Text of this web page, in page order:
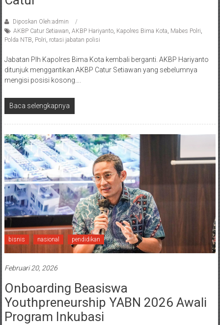
Diposkan Oleh:admin
AKBP Catur Setiawan, AKBP Hariyanto, Kapolres Bima Kota, Mabes Polri,
Polda NTB, Polri, rotasi jabatan polisi
Jabatan Plh Kapolres Bima Kota kembali berganti. AKBP Hariyanto
ditunjuk menggantikan AKBP Catur Setiawan yang sebelumnya
mengisi posisi kosong….
Baca selengkapnya
bisnis nasional pendidikan
Februari 20, 2026
Onboarding Beasiswa
Youthpreneurship YABN 2026 Awali
Program Inkubasi